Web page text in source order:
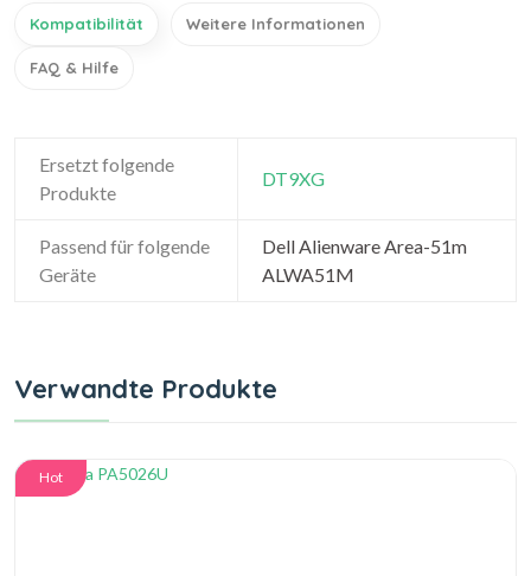
Kompatibilität Weitere Informationen
FAQ & Hilfe
Ersetzt folgende
Produkte
DT9XG
Passend für folgende
Geräte
Dell Alienware Area-51m
ALWA51M
Verwandte Produkte
Hot